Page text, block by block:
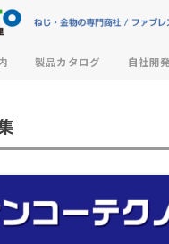
製品カタログ 自社開